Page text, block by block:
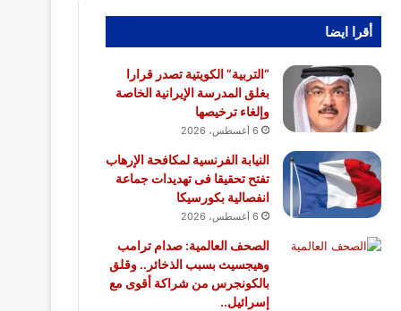
أقرا ايضا
“التربية” الكويتية تصدر قرارا
بغلق المدرسة الإيرانية الخاصة
وإلغاء ترخيصها
6 أغسطس، 2026
النيابة الفرنسية لمكافحة الإرهاب
تفتح تحقيقا فى تهديدات جماعة
انفصالية بكورسيكا
6 أغسطس، 2026
الصحف العالمية: صدام ترامب
وهيجسيث بسبب الذخائر.. وقلق
بالكونجرس من شراكة أقوى مع
إسرائيل..